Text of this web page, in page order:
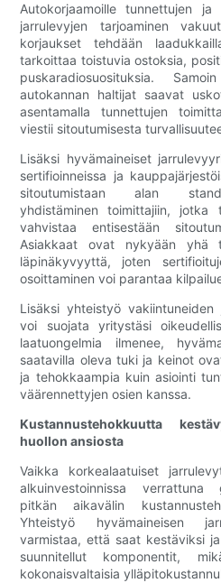
Autokorjaamoille tunnettujen ja
jarrulevyjen tarjoaminen
korjaukset tehdään
tarkoittaa toistuvia ostoksia,
puskaradiosuosituksia.
autokannan haltijat saavat
asentamalla tunnettujen
viestii sitoutumisesta
Lisäksi hyvämaineiset
sertifioinneissa ja
sitoutumistaan ​​alan
yhdistäminen toimittajiin, jotka
vahvistaa entisestään
Asiakkaat ovat nykyään yhä
läpinäkyvyyttä, joten
osoittaminen voi parantaa
Lisäksi yhteistyö vakiintuneiden
voi suojata yritystäsi
laatuongelmia ilmenee,
saatavilla oleva tuki ja keinot
ja tehokkaampia kuin asiointi
väärennettyjen osien kanssa.
Kustannustehokkuutta
huollon ansiosta
Vaikka korkealaatuiset
alkuinvestoinnissa verrattuna
pitkän aikavälin
Yhteistyö hyvämaineisen
varmistaa, että saat kestäviksi
suunnitellut komponentit,
kokonaisvaltaisia